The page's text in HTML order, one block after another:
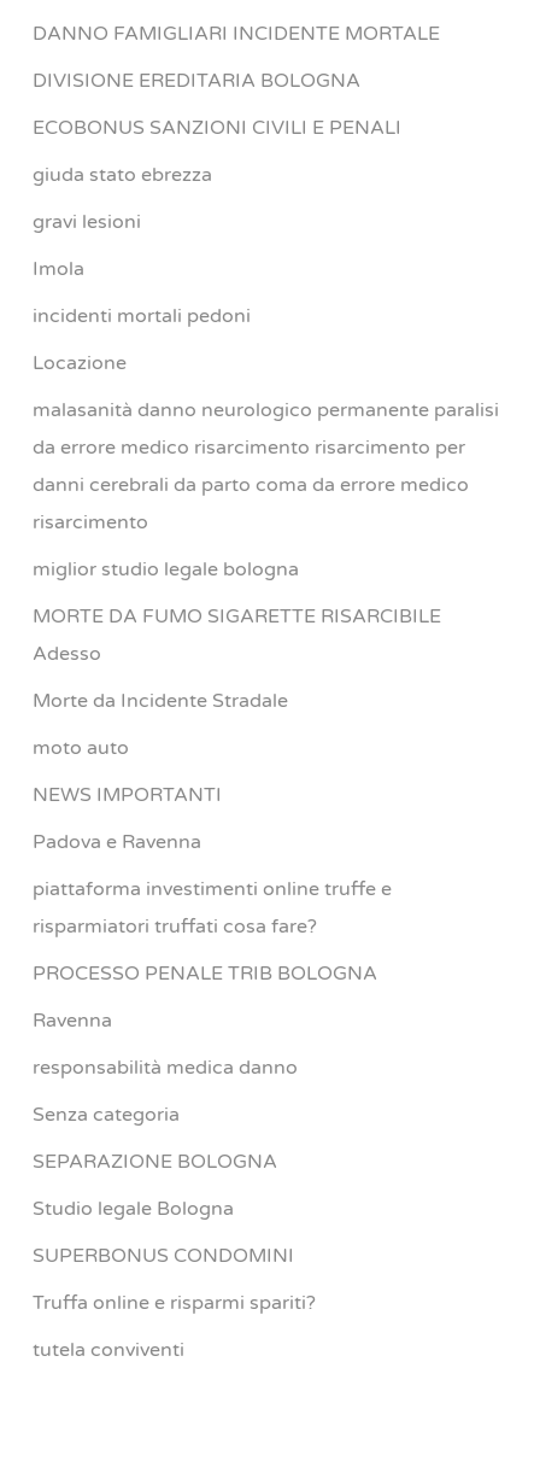
DANNO FAMIGLIARI INCIDENTE MORTALE
DIVISIONE EREDITARIA BOLOGNA
ECOBONUS SANZIONI CIVILI E PENALI
giuda stato ebrezza
gravi lesioni
Imola
incidenti mortali pedoni
Locazione
malasanità danno neurologico permanente paralisi
da errore medico risarcimento risarcimento per
danni cerebrali da parto coma da errore medico
risarcimento
miglior studio legale bologna
MORTE DA FUMO SIGARETTE RISARCIBILE
Adesso
Morte da Incidente Stradale
moto auto
NEWS IMPORTANTI
Padova e Ravenna
piattaforma investimenti online truffe e
risparmiatori truffati cosa fare?
PROCESSO PENALE TRIB BOLOGNA
Ravenna
responsabilità medica danno
Senza categoria
SEPARAZIONE BOLOGNA
Studio legale Bologna
SUPERBONUS CONDOMINI
Truffa online e risparmi spariti?
tutela conviventi